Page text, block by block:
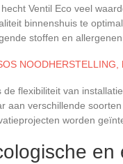
Ventil Eco veel
binnenshuis te
stoffen en
de flexibiliteit van
aan verschillende
worden
en